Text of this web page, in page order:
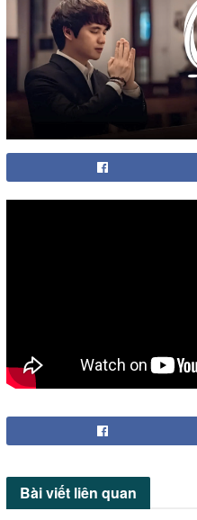
Bài viết liên quan